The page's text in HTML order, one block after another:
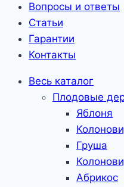
Вопросы и ответы
Статьи
Гарантии
Контакты
Весь каталог
Плодовые
Яблоня
Груша
Абрикос